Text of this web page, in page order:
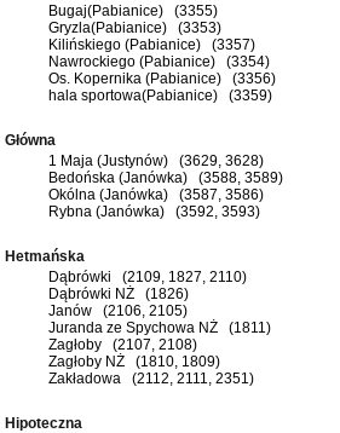
Bugaj(Pabianice) (3355)
Gryzla(Pabianice) (3353)
Kilińskiego (Pabianice) (3357)
Nawrockiego (Pabianice) (3354)
Os. Kopernika (Pabianice) (3356)
hala sportowa(Pabianice) (3359)
Główna
1 Maja (Justynów) (3629, 3628)
Bedońska (Janówka) (3588, 3589)
Okólna (Janówka) (3587, 3586)
Rybna (Janówka) (3592, 3593)
Hetmańska
Dąbrówki (2109, 1827, 2110)
Dąbrówki NŻ (1826)
Janów (2106, 2105)
Juranda ze Spychowa NŻ (1811)
Zagłoby (2107, 2108)
Zagłoby NŻ (1810, 1809)
Zakładowa (2112, 2111, 2351)
Hipoteczna